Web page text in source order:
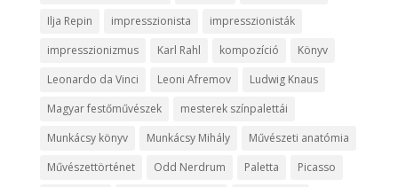
Ilja Repin
impresszionista
impresszionisták
impresszionizmus
Karl Rahl kompozíció
Könyv
Leonardo da Vinci
Leoni Afremov
Ludwig Knaus
Magyar festőművészek
mesterek színpalettái
Munkácsy könyv
Munkácsy Mihály
Művészeti anatómia
Művészettörténet
Odd Nerdrum Paletta
Picasso